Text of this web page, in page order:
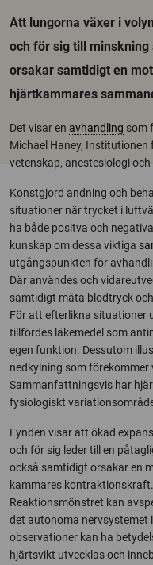
Att lungorna växer i
och för sig till minskning
orsakar samtidigt en
hjärtkammares
Det visar en avhandling som
Michael Haney,
vetenskap, anestesiologi
Konstgjord andning och
situationer när trycket i
ha både positva och
kunskap om dessa viktiga
utgångspunkten för
Där användes och
samtidigt mäta blodtryck
För att efterlikna situationer
tillfördes läkemedel som
egen funktion. Dessutom
nedkylning som
Sammanfattningsvis har
fysiologiskt
Fynden visar att ökad
och för sig leder till en
också samtidigt orsakar en
kammares
Reaktionsmönstret kan
det autonoma nervsystemet
observationer kan ha
hjärtsvikt utvecklas och